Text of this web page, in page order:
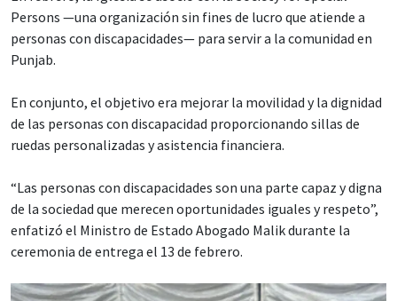
Persons —una organización sin fines de lucro que atiende a
personas con discapacidades— para servir a la comunidad en
Punjab.
En conjunto, el objetivo era mejorar la movilidad y la dignidad
de las personas con discapacidad proporcionando sillas de
ruedas personalizadas y asistencia financiera.
“Las personas con discapacidades son una parte capaz y digna
de la sociedad que merecen oportunidades iguales y respeto”,
enfatizó el Ministro de Estado Abogado Malik durante la
ceremonia de entrega el 13 de febrero.